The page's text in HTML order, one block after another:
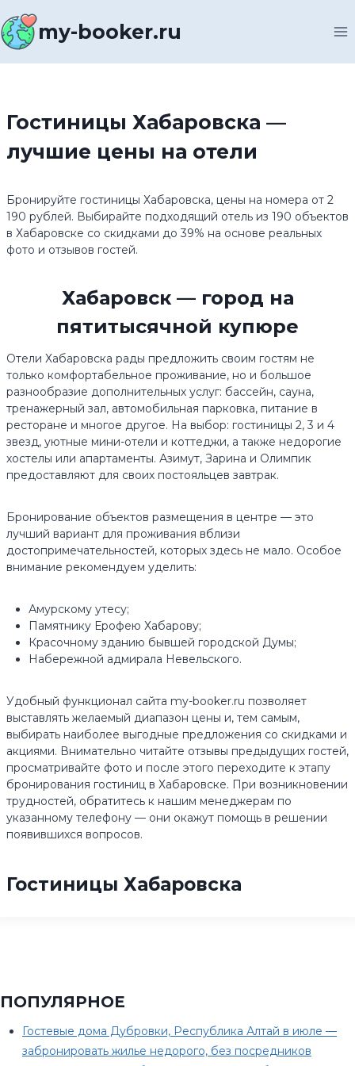
к
содержимомуmy-booker.ru
Гостиницы Хабаровска —
лучшие цены на отели
Бронируйте гостиницы Хабаровска, цены на номера от 2
190 рублей. Выбирайте подходящий отель из 190 объектов
в Хабаровске со скидками до 39% на основе реальных
фото и отзывов гостей.
Хабаровск — город на
пятитысячной купюре
Отели Хабаровска рады предложить своим гостям не
только комфортабельное проживание, но и большое
разнообразие дополнительных услуг: бассейн, сауна,
тренажерный зал, автомобильная парковка, питание в
ресторане и многое другое. На выбор: гостиницы 2, 3 и 4
звезд, уютные мини-отели и коттеджи, а также недорогие
хостелы или апартаменты. Азимут, Зарина и Олимпик
предоставляют для своих постояльцев завтрак.
Бронирование объектов размещения в центре — это
лучший вариант для проживания вблизи
достопримечательностей, которых здесь не мало. Особое
внимание рекомендуем уделить:
Амурскому утесу;
Памятнику Ерофею Хабарову;
Красочному зданию бывшей городской Думы;
Набережной адмирала Невельского.
Удобный функционал сайта my-booker.ru позволяет
выставлять желаемый диапазон цены и, тем самым,
выбирать наиболее выгодные предложения со скидками и
акциями. Внимательно читайте отзывы предыдущих гостей,
просматривайте фото и после этого переходите к этапу
бронирования гостиниц в Хабаровске. При возникновении
трудностей, обратитесь к нашим менеджерам по
указанному телефону — они окажут помощь в решении
появившихся вопросов.
Гостиницы Хабаровска
ПОПУЛЯРНОЕ
Гостевые дома Дубровки, Республика Алтай в июле —
забронировать жилье недорого, без посредников